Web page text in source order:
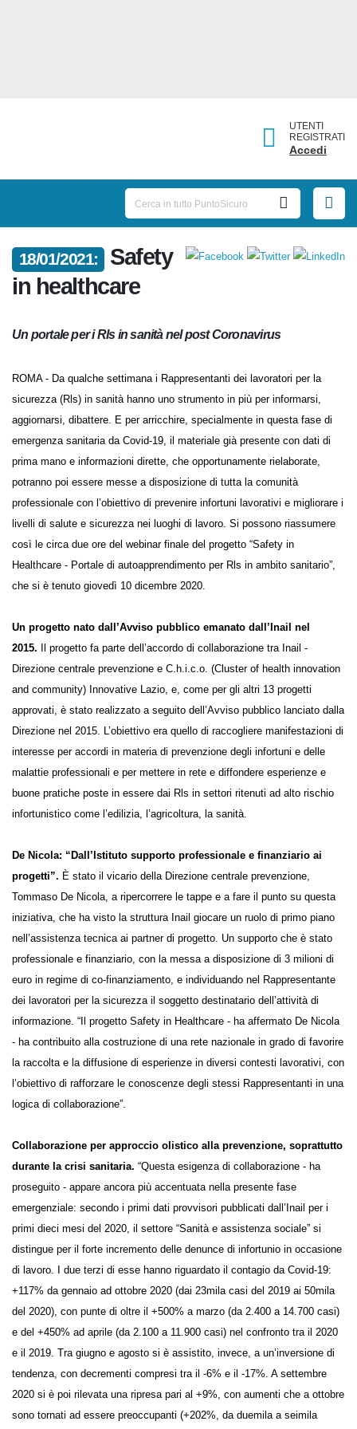
UTENTI
REGISTRATI
Accedi
18/01/2021:
Safety in healthcare
Un portale per i Rls in sanità nel post Coronavirus
ROMA - Da qualche settimana i Rappresentanti dei lavoratori per la
sicurezza (Rls) in sanità hanno uno strumento in più per informarsi,
aggiornarsi, dibattere. E per arricchire, specialmente in questa fase di
emergenza sanitaria da Covid-19, il materiale già presente con dati di
prima mano e informazioni dirette, che opportunamente rielaborate,
potranno poi essere messe a disposizione di tutta la comunità
professionale con l’obiettivo di prevenire infortuni lavorativi e
migliorare i livelli di salute e sicurezza nei luoghi di lavoro. Si possono
riassumere così le circa due ore del webinar finale del progetto “Safety
in Healthcare - Portale di autoapprendimento per Rls in ambito
sanitario”, che si è tenuto giovedì 10 dicembre 2020.
Un progetto nato dall’Avviso pubblico emanato dall’Inail nel
2015. Il progetto fa parte dell’accordo di collaborazione tra Inail -
Direzione centrale prevenzione e C.h.i.c.o. (Cluster of health innovation
and community) Innovative Lazio, e, come per gli altri 13 progetti
approvati, è stato realizzato a seguito dell’Avviso pubblico lanciato
dalla Direzione nel 2015. L’obiettivo era quello di raccogliere
manifestazioni di interesse per accordi in materia di prevenzione degli
infortuni e delle malattie professionali e per mettere in rete e
diffondere esperienze e buone pratiche poste in essere dai Rls in
settori ritenuti ad alto rischio infortunistico come l’edilizia, l’agricoltura,
De Nicola: “Dall’Istituto supporto professionale e finanziario ai
progetti”.È stato il vicario della Direzione centrale prevenzione,
Tommaso De Nicola, a ripercorrere le tappe e a fare il punto su questa
iniziativa, che ha visto la struttura Inail giocare un ruolo di primo piano
nell’assistenza tecnica ai partner di progetto. Un supporto che è stato
professionale e finanziario, con la messa a disposizione di 3 milioni di
euro in regime di co-finanziamento, e individuando nel
Rappresentante dei lavoratori per la sicurezza il soggetto destinatario
dell’attività di informazione. “Il progetto Safety in Healthcare - ha
affermato De Nicola - ha contribuito alla costruzione di una rete
nazionale in grado di favorire la raccolta e la diffusione di esperienze in
diversi contesti lavorativi, con l’obiettivo di rafforzare le conoscenze
Collaborazione per approccio olistico alla prevenzione,
soprattutto durante la crisi sanitaria.“Questa esigenza di
collaborazione - ha proseguito - appare ancora più accentuata nella
presente fase emergenziale: secondo i primi dati provvisori pubblicati
dall’Inail per i primi dieci mesi del 2020, il settore “Sanità e assistenza
sociale” si distingue per il forte incremento delle denunce di infortunio
in occasione di lavoro. I due terzi di esse hanno riguardato il contagio
da Covid-19: +117% da gennaio ad ottobre 2020 (dai 23mila casi del
2019 ai 50mila del 2020), con punte di oltre il +500% a marzo (da 2.400
a 14.700 casi) e del +450% ad aprile (da 2.100 a 11.900 casi) nel
confronto tra il 2020 e il 2019. Tra giugno e agosto si è assistito, invece,
a un’inversione di tendenza, con decrementi compresi tra il -6% e il
-17%. A settembre 2020 si è poi rilevata una ripresa pari al +9%, con